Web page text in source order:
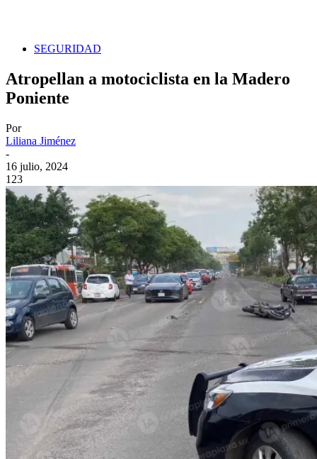
SEGURIDAD
Atropellan a motociclista en la Madero
Poniente
Por
Liliana Jiménez
-
16 julio, 2024
123